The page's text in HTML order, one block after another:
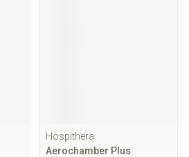
Hospithera
Aerochamber Plus